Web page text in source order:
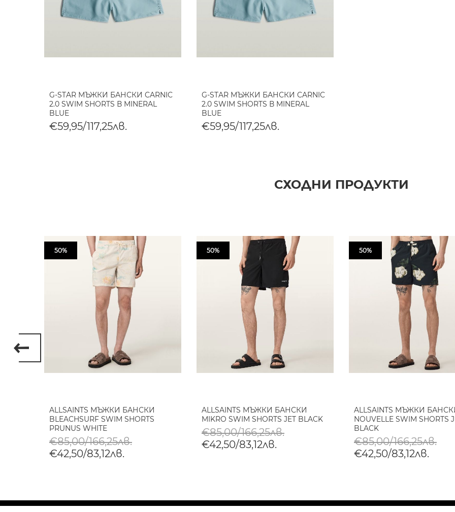
G-STAR МЪЖКИ БАНСКИ CARNIC
2.0 SWIM SHORTS В MINERAL
BLUE
€59,95/117,25лв.
G-STAR МЪЖКИ БАНСКИ CARNIC
2.0 SWIM SHORTS В MINERAL
BLUE
€59,95/117,25лв.
СХОДНИ ПРОДУКТИ
50%
ALLSAINTS МЪЖКИ БАНСКИ
BLEACHSURF SWIM SHORTS
PRUNUS WHITE
€85,00/166,25лв.
€42,50/83,12лв.
50%
ALLSAINTS МЪЖКИ БАНСКИ
MIKRO SWIM SHORTS JET BLACK
€85,00/166,25лв.
€42,50/83,12лв.
50%
ALLSAINTS МЪЖКИ
NOUVELLE SWIM SHORTS
BLACK
€85,00/166,25лв.
€42,50/83,12лв.